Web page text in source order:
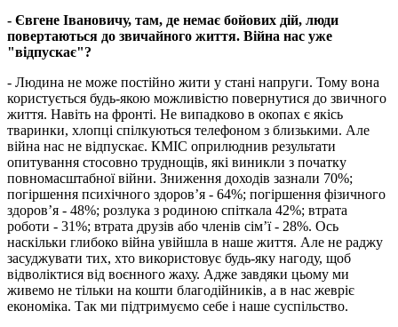
- Євгене Івановичу, там, де немає бойових дій, люди
повертаються до звичайного життя. Війна нас уже
"відпускає"?
- Людина не може постійно жити у стані напруги. Тому вона
користується будь-якою можливістю повернутися до звичного
життя. Навіть на фронті. Не випадково в окопах є якісь
тваринки, хлопці спілкуються телефоном з близькими. Але
війна нас не відпускає. КМІС оприлюднив результати
опитування стосовно труднощів, які виникли з початку
повномасштабної війни. Зниження доходів зазнали 70%;
погіршення психічного здоров’я - 64%; погіршення фізичного
здоров’я - 48%; розлука з родиною спіткала 42%; втрата
роботи - 31%; втрата друзів або членів сім’ї - 28%. Ось
наскільки глибоко війна увійшла в наше життя. Але не раджу
засуджувати тих, хто використовує будь-яку нагоду, щоб
відволіктися від воєнного жаху. Адже завдяки цьому ми
живемо не тільки на кошти благодійників, а в нас жевріє
економіка. Так ми підтримуємо себе і наше суспільство.